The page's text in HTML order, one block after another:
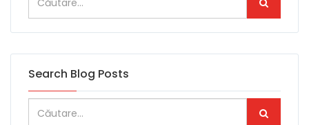
Search Blog Posts